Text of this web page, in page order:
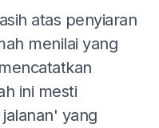
atas penyiaran
menilai yang
ini mesti
yang